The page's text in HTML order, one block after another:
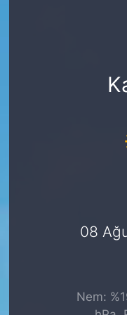
08
Nem:
KÖŞE
KÜLTÜR SANAT
SARIYER